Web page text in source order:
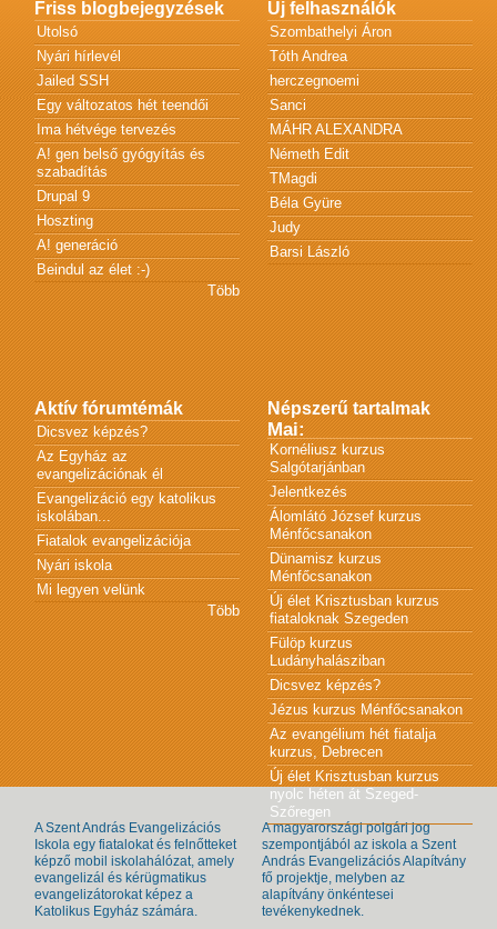
Friss blogbejegyzések
Utolsó
Nyári hírlevél
Jailed SSH
Egy változatos hét teendői
Ima hétvége tervezés
A! gen belső gyógyítás és
szabadítás
Drupal 9
Hoszting
A! generáció
Beindul az élet :-)
Több
Új felhasználók
Szombathelyi Áron
Tóth Andrea
herczegnoemi
Sanci
MÁHR ALEXANDRA
Németh Edit
TMagdi
Béla Gyüre
Judy
Barsi László
Aktív fórumtémák
Dicsvez képzés?
Az Egyház az
evangelizációnak él
Evangelizáció egy katolikus
iskolában...
Fiatalok evangelizációja
Nyári iskola
Mi legyen velünk
Több
Népszerű tartalmak
Mai:
Kornéliusz kurzus
Salgótarjánban
Jelentkezés
Álomlátó József kurzus
Ménfőcsanakon
Dünamisz kurzus
Ménfőcsanakon
Új élet Krisztusban kurzus
fiataloknak Szegeden
Fülöp kurzus
Ludányhalásziban
Dicsvez képzés?
Jézus kurzus Ménfőcsanakon
Az evangélium hét fiatalja
kurzus, Debrecen
Új élet Krisztusban kurzus
nyolc héten át Szeged-
Szőregen
A Szent András Evangelizációs
Iskola egy fiatalokat és felnőtteket
képző mobil iskolahálózat, amely
evangelizál és kérügmatikus
evangelizátorokat képez a
Katolikus Egyház számára.
A magyarországi polgári jog
szempontjából az iskola a Szent
András Evangelizációs Alapítvány
fő projektje, melyben az
alapítvány önkéntesei
tevékenykednek.